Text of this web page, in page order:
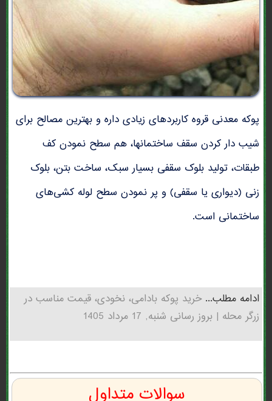
پوکه معدنی قروه کاربردهای زیادی داره و بهترین مصالح برای
شیب دار کردن سقف ساختمانها، هم سطح نمودن کف
طبقات، تولید بلوک سقفی بسیار سبک، ساخت بتن، بلوک
زنی (دیواری یا سقفی) و پر نمودن سطح لوله کشی‌های
ساختمانی است.
ادامه مطلب...خرید پوکه بادامی، نخودی، قیمت مناسب در
زرگر محله | بروز رسانی شنبه, 17 مرداد 1405
سوالات متداول